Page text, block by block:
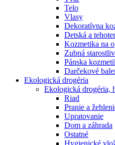
Telo
Vlasy
Dekoratívna
Detská a
Kozmetika na
Zubná
Pánska
Darčekové
Ekologická drogéria
Ekologická drogéria,
Riad
Pranie a
Upratovanie
Dom a záhrada
Ostatné
Hygienické